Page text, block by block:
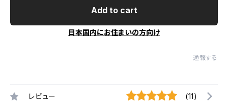
Add to cart
日本国内にお住まいの方向け
通報する
レビュー (11)